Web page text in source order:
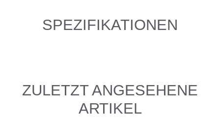
SPEZIFIKATIONEN
ZULETZT ANGESEHENE
ARTIKEL